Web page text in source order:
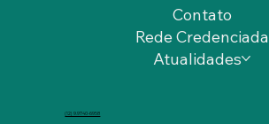
Contato
Rede Credenciada
Atualidades
(12) 9.9740-6958